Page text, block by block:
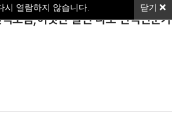
시 열람하지 않습니다. 닫기
보험,이것만 알면 나도 변액전문가